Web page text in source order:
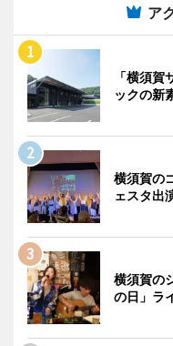
ア
「横須
ックの新
横須賀の
ェスタ出
横須賀の
の日」ラ